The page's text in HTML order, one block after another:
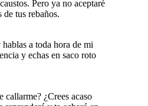
Pero ya no aceptaré
de tus rebaños.
a toda hora de mi
y echas en saco roto
callarme? ¿Crees acaso